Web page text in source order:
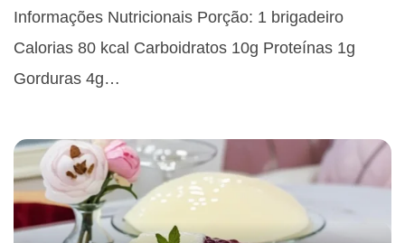
Informações Nutricionais Porção: 1 brigadeiro
Calorias 80 kcal Carboidratos 10g Proteínas 1g
Gorduras 4g…